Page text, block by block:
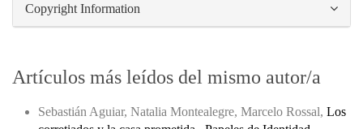
Copyright Information
Artículos más leídos del mismo autor/a
Sebastián Aguiar, Natalia Montealegre, Marcelo Rossal, Los